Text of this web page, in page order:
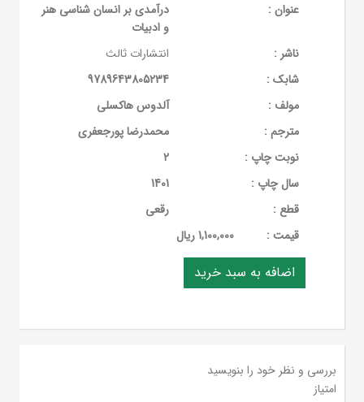
عنوان :
درآمدی بر انسان شناسی هنر
و ادبیات
ناشر :
انتشارات ثالث
شابک :
9789643805234
مولف :
آلدوس هاکسلی
مترجم :
محمدرضا پورجعفری
نوبت چاپ :
2
سال چاپ :
1401
قطع :
رقعی
قيمت :
1,100,000 ریال
بررسی و نظر خود را بنویسید
امتیاز